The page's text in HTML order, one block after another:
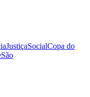
JustiçaSocialCopa do
São